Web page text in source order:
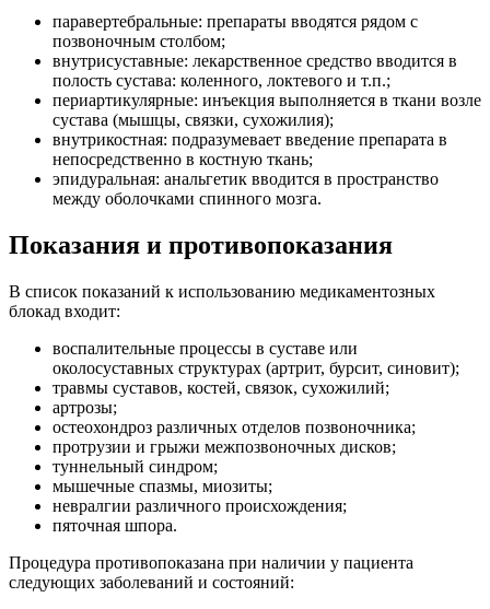
паравертебральные: препараты вводятся рядом с
позвоночным столбом;
внутрисуставные: лекарственное средство вводится в
полость сустава: коленного, локтевого и т.п.;
периартикулярные: инъекция выполняется в ткани возле
сустава (мышцы, связки, сухожилия);
внутрикостная: подразумевает введение препарата в
непосредственно в костную ткань;
эпидуральная: анальгетик вводится в пространство
между оболочками спинного мозга.
Показания и противопоказания
В список показаний к использованию медикаментозных
блокад входит:
воспалительные процессы в суставе или
околосуставных структурах (артрит, бурсит, синовит);
травмы суставов, костей, связок, сухожилий;
артрозы;
остеохондроз различных отделов позвоночника;
протрузии и грыжи межпозвоночных дисков;
туннельный синдром;
мышечные спазмы, миозиты;
невралгии различного происхождения;
пяточная шпора.
Процедура противопоказана при наличии у пациента
следующих заболеваний и состояний: